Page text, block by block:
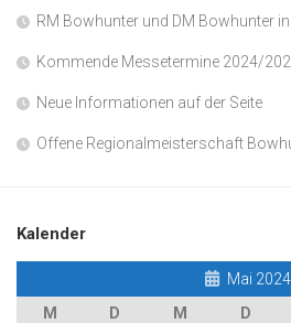
RM Bowhunter und DM Bowhunter in
Kommende Messetermine 2024/
Neue Informationen auf der Seite
Offene Regionalmeisterschaft
Kalender
Mai 2024
M
D M D